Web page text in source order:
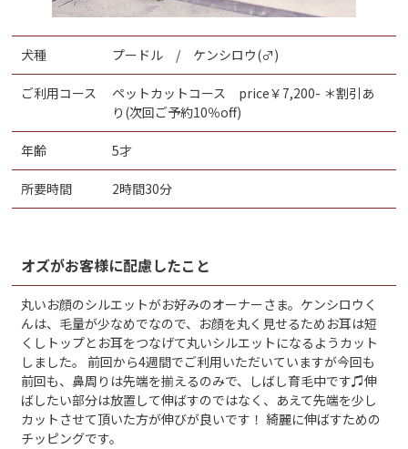
犬種 プードル / ケンシロウ(♂)
ご利用コース
ペットカットコース price￥7,200- ＊割引あ
り(次回ご予約10％off)
年齢 5才
所要時間 2時間30分
オズがお客様に配慮したこと
丸いお顔のシルエットがお好みのオーナーさま。ケンシロウく
んは、毛量が少なめでなので、お顔を丸く見せるためお耳は短
くしトップとお耳をつなげて丸いシルエットになるようカット
しました。 前回から4週間でご利用いただいていますが今回も
前回も、鼻周りは先端を揃えるのみで、しばし育毛中です♫伸
ばしたい部分は放置して伸ばすのではなく、あえて先端を少し
カットさせて頂いた方が伸びが良いです！ 綺麗に伸ばすための
チッピングです。